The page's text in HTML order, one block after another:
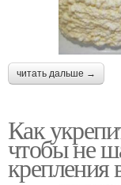
читать дальше →
Как
чтобы не
крепления